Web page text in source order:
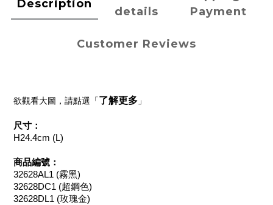
Description
details
Payment
Customer Reviews
欲觀看大圖，請點選「了解更多 」
尺寸：
H24.4cm (L)
商品編號：
32628AL1 (霧黑)
32628DC1 (超鋼色)
32628DL1 (玫瑰金)